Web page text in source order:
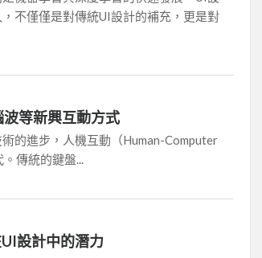
不僅僅是對傳統UI設計的補充，更是對
等新興互動方式
的進步，人機互動（Human-Computer
傳統的鍵盤...
設計中的潛力